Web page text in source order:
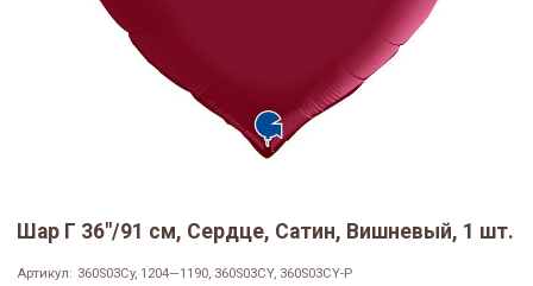
Шар Г 36"/91 см, Сердце, Сатин, Вишневый, 1 шт.
Артикул: 360S03Cy, 1204—1190, 360S03CY, 360S03CY-P